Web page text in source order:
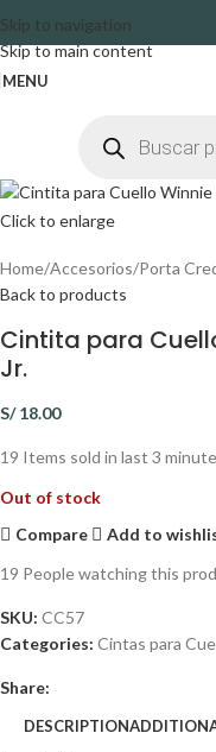
Skip to navigation
Skip to main content
MENU
Click to enlarge
Home Accesorios Porta
Back to products
Cintita para
Jr.
S/18.00
19 Items sold in last 3
Out of stock
Compare
Add to
19 People watching this
SKU: CC57
Categories: Cintas para
Share:
DESCRIPTION